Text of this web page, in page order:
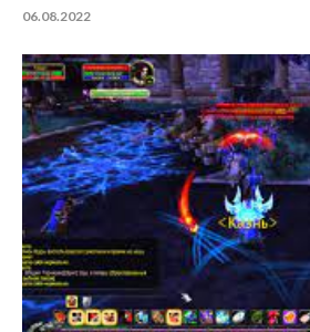
06.08.2022